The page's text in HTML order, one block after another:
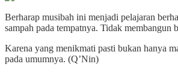
Berharap musibah ini menjadi pelajaran
sampah pada tempatnya. Tidak membangun
Karena yang menikmati pasti bukan hanya
pada umumnya. (Q’Nin)